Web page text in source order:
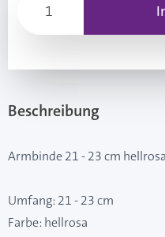
Beschreibung
Armbinde 21 - 23 cm
Umfang: 21 - 23 cm
Farbe: hellrosa